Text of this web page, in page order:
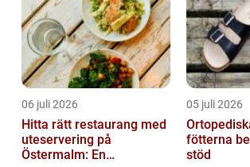
06 juli 2026
Hitta rätt restaurang med
uteservering på
Östermalm: En
05 juli 2026
Ortopediska
fötterna
stöd